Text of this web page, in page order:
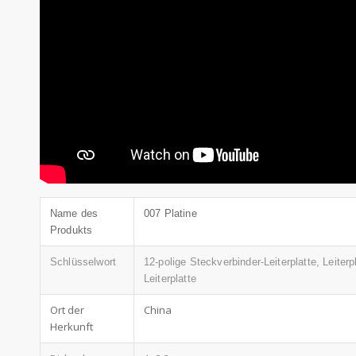
Name des
Produkts
007 Platine
Schlüsselwort
12-polige Steckverbinder-Leiterplatte,
Leiterplatte
Ort der
Herkunft
China